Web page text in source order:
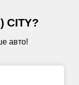
CITY?
авто!